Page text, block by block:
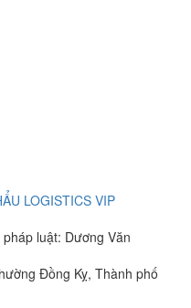
LOGISTICS VIP
luật: Dương Văn
Đồng Kỵ, Thành phố